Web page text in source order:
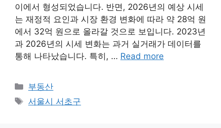
이에서 형성되었습니다. 반면, 2026년의 예상 시세
는 재정적 요인과 시장 환경 변화에 따라 약 28억 원
에서 32억 원으로 올라갈 것으로 보입니다. 2023년
과 2026년의 시세 변화는 과거 실거래가 데이터를
통해 나타났습니다. 특히, … Read more
Categories
부동산
Tags
서울시 서초구